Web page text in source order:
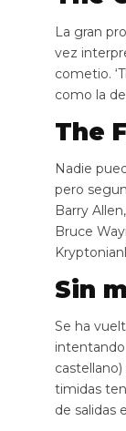
La gran
vez
cometio.
como la
The
Nadie
pero
Barry
Bruce
Sin
Se ha
intentando
timidas
de salidas